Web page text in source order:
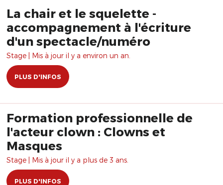
La chair et le squelette -
accompagnement à l'écriture
d'un spectacle/numéro
Stage | Mis à jour il y a environ un an.
PLUS D'INFOS
Formation professionnelle de
l'acteur clown : Clowns et
Masques
Stage | Mis à jour il y a plus de 3 ans.
PLUS D'INFOS